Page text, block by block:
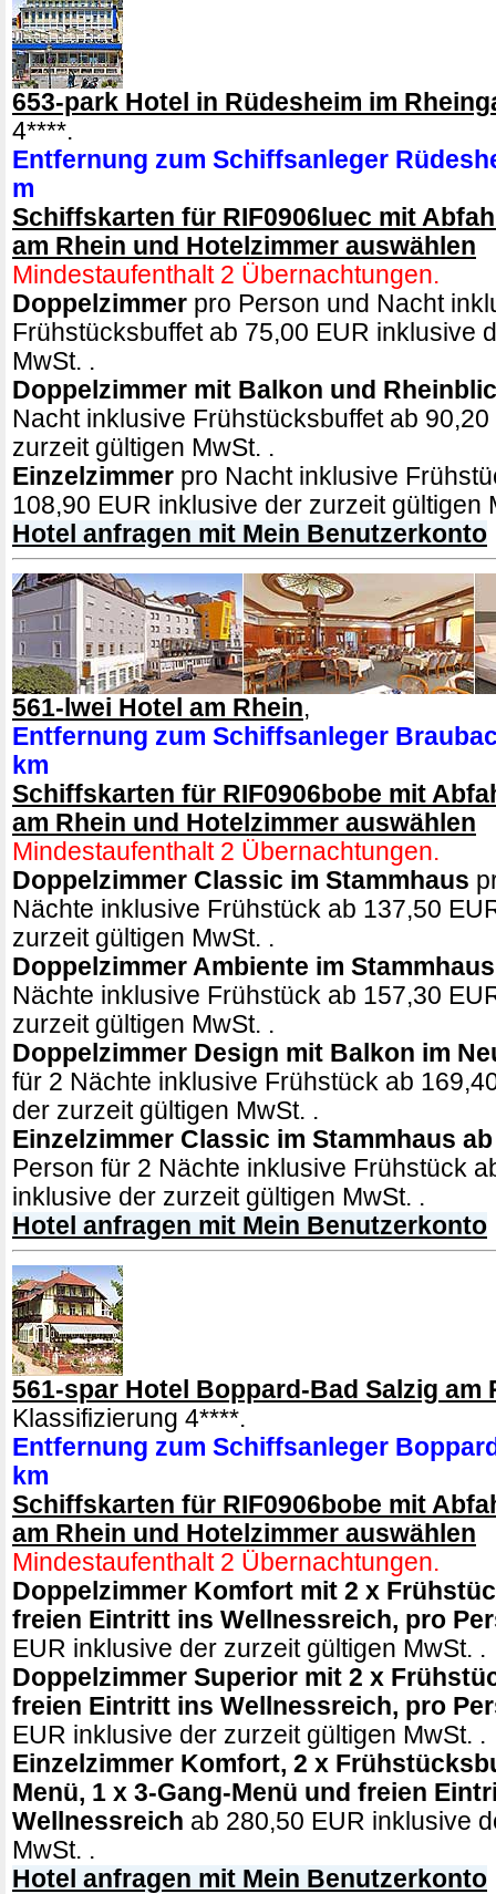
653-park Hotel in Rüdesheim im
4****.
Entfernung zum Schiffsanleger
m
Schiffskarten für RIF0906luec mit
am Rhein und Hotelzimmer auswählen
Mindestaufenthalt 2 Übernachtungen.
Doppelzimmer pro Person und Nacht
Frühstücksbuffet ab 75,00 EUR inklusive
MwSt. .
Doppelzimmer mit Balkon und
Nacht inklusive Frühstücksbuffet ab
zurzeit gültigen MwSt. .
Einzelzimmer pro Nacht inklusive
108,90 EUR inklusive der zurzeit gültigen
Hotel anfragen mit Mein Benutzerkonto
561-lwei Hotel am Rhein,
Entfernung zum Schiffsanleger
km
Schiffskarten für RIF0906bobe mit
am Rhein und Hotelzimmer auswählen
Mindestaufenthalt 2 Übernachtungen.
Doppelzimmer Classic im Stammhaus
Nächte inklusive Frühstück ab 137,50
zurzeit gültigen MwSt. .
Doppelzimmer Ambiente im Stammhaus
Nächte inklusive Frühstück ab 157,30
zurzeit gültigen MwSt. .
Doppelzimmer Design mit Balkon im
für 2 Nächte inklusive Frühstück ab
der zurzeit gültigen MwSt. .
Einzelzimmer Classic im Stammhaus
Person für 2 Nächte inklusive Frühstück
inklusive der zurzeit gültigen MwSt. .
Hotel anfragen mit Mein Benutzerkonto
561-spar Hotel Boppard-Bad Salzig am
Klassifizierung 4****.
Entfernung zum Schiffsanleger
km
Schiffskarten für RIF0906bobe mit
am Rhein und Hotelzimmer auswählen
Mindestaufenthalt 2 Übernachtungen.
Doppelzimmer Komfort mit 2 x
freien Eintritt ins Wellnessreich, pro
EUR inklusive der zurzeit gültigen MwSt. .
Doppelzimmer Superior mit 2 x
freien Eintritt ins Wellnessreich, pro
EUR inklusive der zurzeit gültigen MwSt. .
Einzelzimmer Komfort, 2 x
Menü, 1 x 3-Gang-Menü und freien
Wellnessreich ab 280,50 EUR inklusive
MwSt. .
Hotel anfragen mit Mein Benutzerkonto